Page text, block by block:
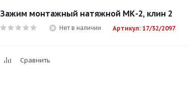
Зажим монтажный натяжной МК-2, клин 2
Нет в наличии Артикул: 17/32/2097
Сравнить